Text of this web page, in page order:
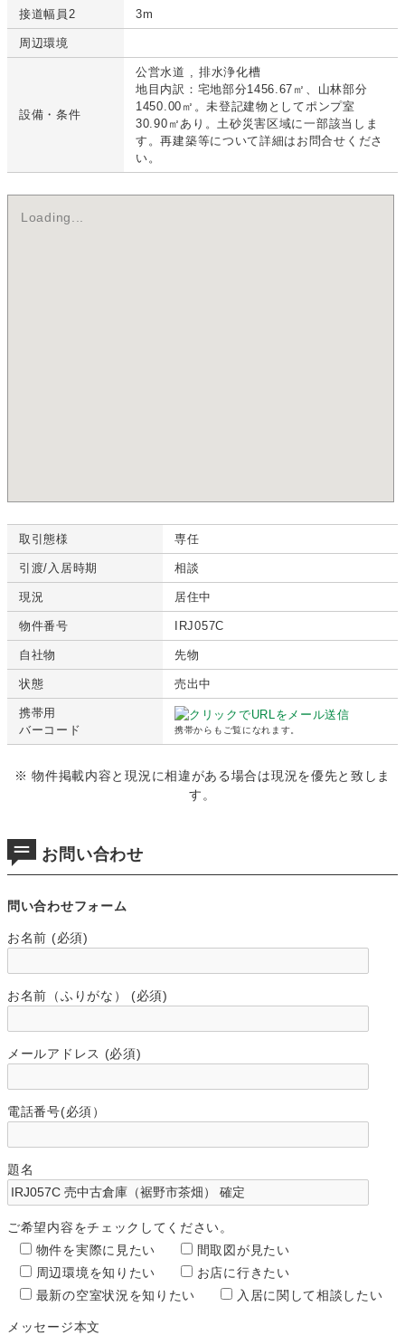
接道幅員2 3m
周辺環境
設備・条件
公営水道
排水浄化槽
地目内訳：宅地部分1456.67㎡、山林部分
1450.00㎡。未登記建物としてポンプ室
30.90㎡あり。土砂災害区域に一部該当しま
す。再建築等について詳細はお問合せくださ
い。
Loading...
取引態様 専任
引渡/入居時期 相談
現況 居住中
物件番号 IRJ057C
自社物 先物
状態 売出中
携帯用
バーコード
携帯からもご覧になれます。
※ 物件掲載内容と現況に相違がある場合は現況を優先と致しま
す。
お問い合わせ
問い合わせフォーム
お名前 (必須)
お名前（ふりがな） (必須)
メールアドレス (必須)
電話番号(必須）
題名
ご希望内容をチェックしてください。
物件を実際に見たい
間取図が見たい
周辺環境を知りたい
お店に行きたい
最新の空室状況を知りたい
入居に関して相談したい
メッセージ本文